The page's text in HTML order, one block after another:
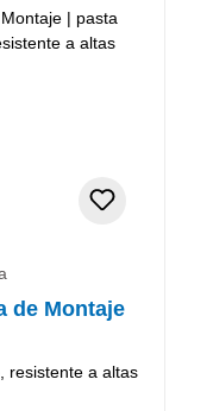
de Montaje
resistente a altas